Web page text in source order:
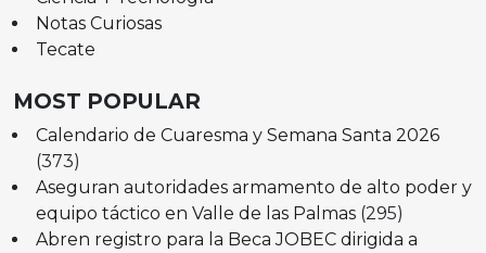
Notas Curiosas
Tecate
MOST POPULAR
Calendario de Cuaresma y Semana Santa 2026
(373)
Aseguran autoridades armamento de alto poder y
equipo táctico en Valle de las Palmas (295)
Abren registro para la Beca JOBEC dirigida a